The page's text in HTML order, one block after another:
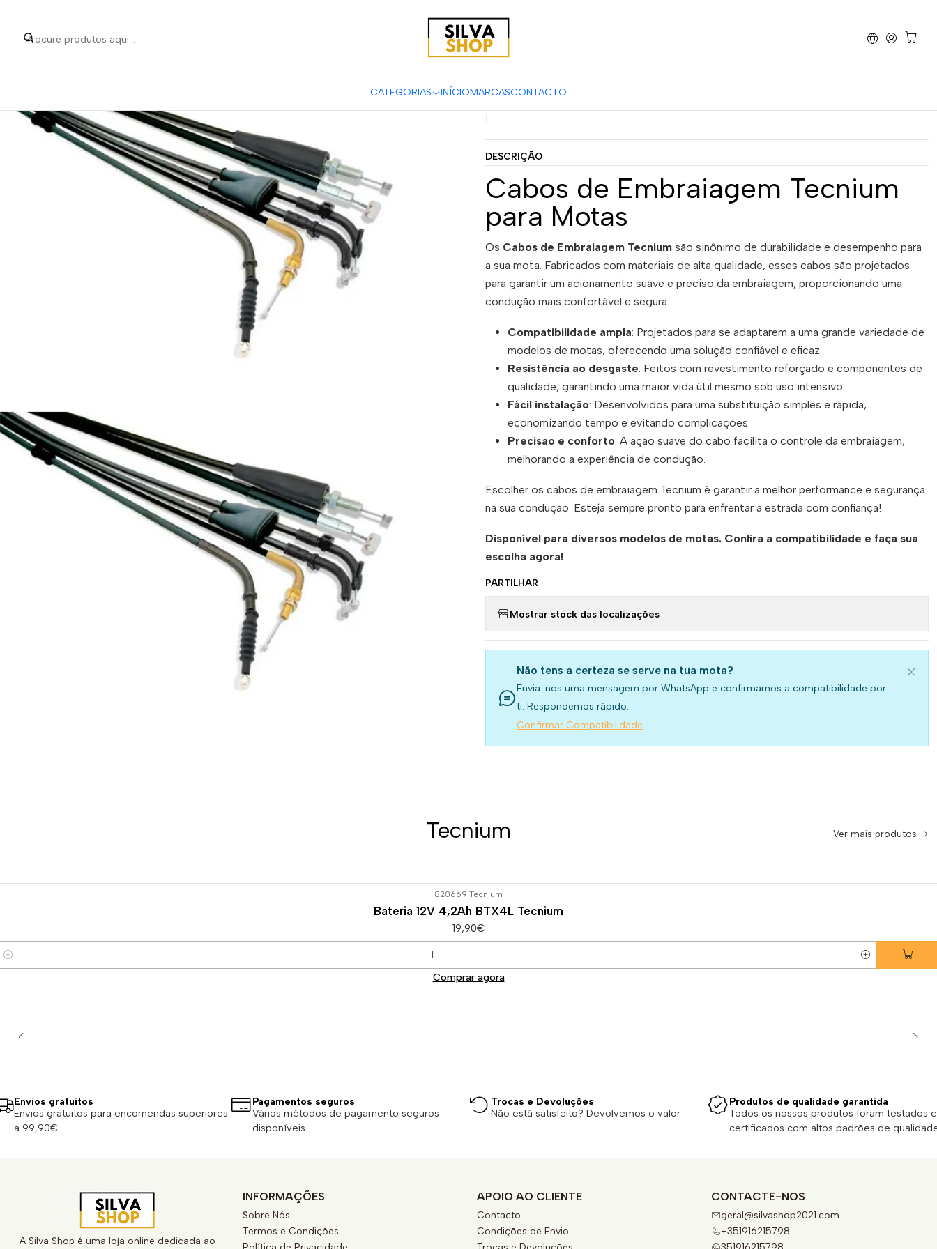
CATEGORIAS INÍCIOMARCASCONTACTO
86-88
DESCRIÇÃO
Cabos de Embraiagem Tecnium
para Motas
Os Cabos de Embraiagem Tecnium são sinônimo de durabilidade e desempenho para
a sua mota. Fabricados com materiais de alta qualidade, esses cabos são projetados
para garantir um acionamento suave e preciso da embraiagem, proporcionando uma
condução mais confortável e segura.
Compatibilidade ampla: Projetados para se adaptarem a uma grande variedade de
modelos de motas, oferecendo uma solução confiável e eficaz.
Resistência ao desgaste: Feitos com revestimento reforçado e componentes de
qualidade, garantindo uma maior vida útil mesmo sob uso intensivo.
Fácil instalação: Desenvolvidos para uma substituição simples e rápida,
economizando tempo e evitando complicações.
Precisão e conforto: A ação suave do cabo facilita o controle da embraiagem,
melhorando a experiência de condução.
Escolher os cabos de embraiagem Tecnium é garantir a melhor performance e segurança
na sua condução. Esteja sempre pronto para enfrentar a estrada com confiança!
Disponível para diversos modelos de motas. Confira a compatibilidade e faça sua
escolha agora!
PARTILHAR
Mostrar stock das localizações
Não tens a certeza se serve na tua mota?
Envia-nos uma mensagem por WhatsApp e confirmamos a compatibilidade por
ti. Respondemos rápido.
Confirmar Compatibilidade
Tecnium Ver mais produtos
820669 Tecnium
Bateria 12V 4,2Ah BTX4L Tecnium
19,90€
Comprar agora
Envios gratuitos
Envios gratuitos para encomendas superiores
a 99,90€
Pagamentos seguros
Vários métodos de pagamento seguros
disponíveis.
Trocas e Devoluções
Não está satisfeito? Devolvemos o valor
Produtos de qualidade garantida
Todos os nossos produtos foram testados e
certificados com altos padrões de
A Silva Shop é uma loja online dedicada ao
INFORMAÇÕES
Sobre Nós
Termos e Condições
APOIO AO CLIENTE
Contacto
Condições de Envio
CONTACTE-NOS
geral@silvashop2021.com
+351916215798